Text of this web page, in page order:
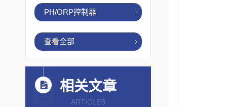
PH/ORP控制器
查看全部
相关文章
ARTICLES